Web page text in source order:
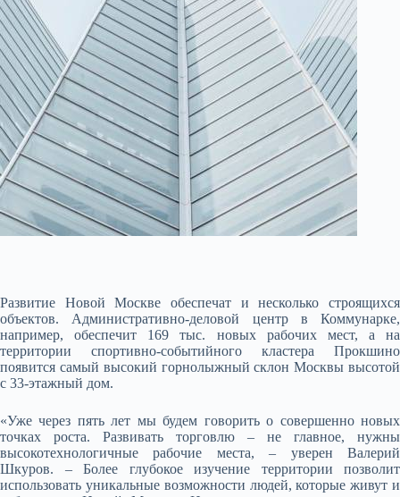
Развитие Новой Москве обеспечат и несколько строящихся
объектов. Административно-деловой центр в Коммунарке,
например, обеспечит 169 тыс. новых рабочих мест, а на
территории спортивно-событийного кластера Прокшино
появится самый высокий горнолыжный склон Москвы высотой
с 33-этажный дом.
«Уже через пять лет мы будем говорить о совершенно новых
точках роста. Развивать торговлю – не главное, нужны
высокотехнологичные рабочие места, – уверен Валерий
Шкуров. – Более глубокое изучение территории позволит
использовать уникальные возможности людей, которые живут и